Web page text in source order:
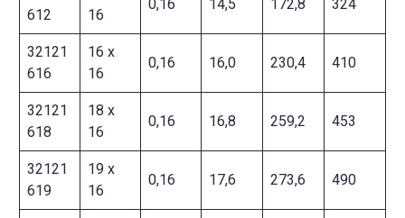
612
16
0,16 14,5 172,8 324
32121
616
16 x
16
0,16 16,0 230,4 410
32121
618
18 x
16
0,16 16,8 259,2 453
32121
619
19 x
16
0,16 17,6 273,6 490